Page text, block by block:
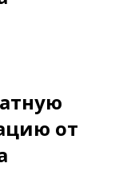
от